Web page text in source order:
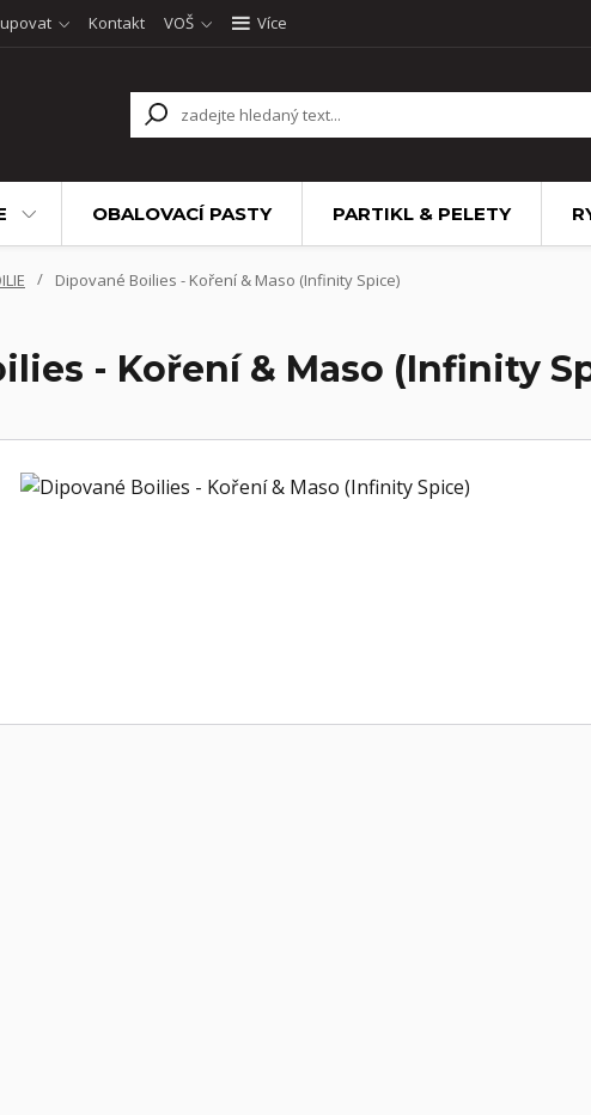
Kontakt VOŠ Více
OBALOVACÍ PASTY PARTIKL & PELETY
Dipované Boilies - Koření & Maso (Infinity Spice)
- Koření & Maso (Infinity